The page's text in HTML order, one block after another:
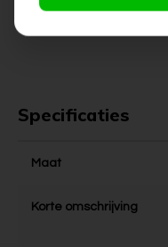
ze verdienen!
Specificaties
Maat
Korte omschrijving